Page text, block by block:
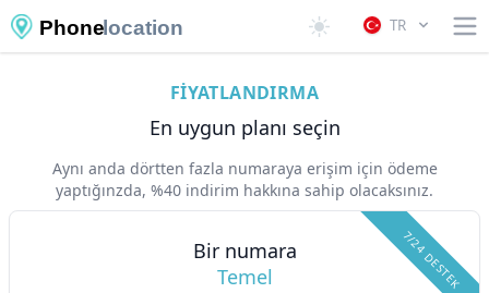
Phonelocation TR
FIYATLANDIRMA
En uygun planı seçin
Aynı anda dörtten fazla numaraya erişim için ödeme
yaptığınzda, %40 indirim hakkına sahip olacaksınız.
7/24 DESTEK
Bir numara
Temel